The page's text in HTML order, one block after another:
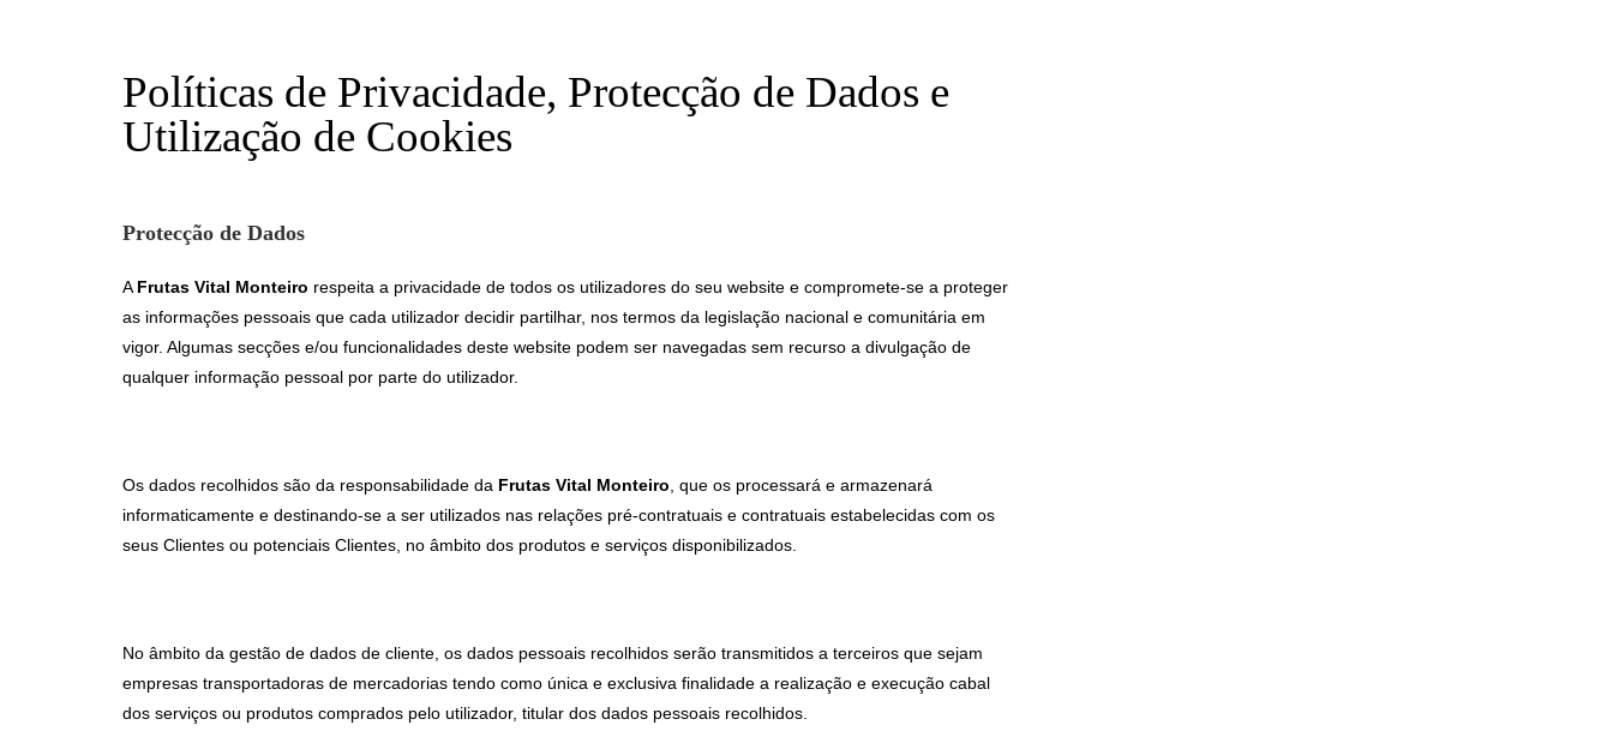
Políticas de Privacidade, Protecção de Dados e
Utilização de Cookies
Protecção de Dados
A Frutas Vital Monteiro respeita a privacidade de todos os utilizadores do seu website e compromete-se a proteger
as informações pessoais que cada utilizador decidir partilhar, nos termos da legislação nacional e comunitária em
vigor. Algumas secções e/ou funcionalidades deste website podem ser navegadas sem recurso a divulgação de
qualquer informação pessoal por parte do utilizador.
Os dados recolhidos são da responsabilidade da Frutas Vital Monteiro , que os processará e armazenará
informaticamente e destinando-se a ser utilizados nas relações pré-contratuais e contratuais estabelecidas com os
seus Clientes ou potenciais Clientes, no âmbito dos produtos e serviços disponibilizados.
No âmbito da gestão de dados de cliente, os dados pessoais recolhidos serão transmitidos a terceiros que sejam
empresas transportadoras de mercadorias tendo como única e exclusiva finalidade a realização e execução cabal
dos serviços ou produtos comprados pelo utilizador, titular dos dados pessoais recolhidos.